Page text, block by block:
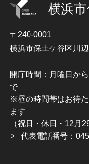
横浜
〒240-0001
横浜市保土ケ谷区川
開庁時間：月曜日か
で
※昼の時間帯はお待
ます
（祝日・休日・12月
代表電話番号：